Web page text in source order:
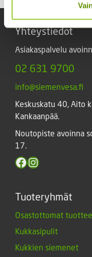
Yhteystiedot
Asiakaspalvelu
02 631 9700
info@siemenvesa.fi
Keskuskatu 40, Aito
Kankaanpää.
Noutopiste avoinna
17.
Facebook
Instagram
Tuoteryhmät
Osastottomat
Kukkasipulit
Kukkien siemenet